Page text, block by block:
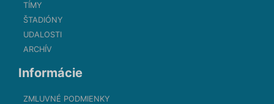
TÍMY
ŠTADIÓNY
UDALOSTI
ARCHÍV
Informácie
ZMLUVNÉ PODMIENKY